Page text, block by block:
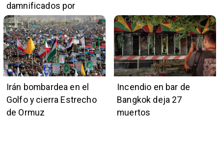
damnificados por
terremotos
Irán bombardea en el
Golfo y cierra Estrecho
de Ormuz
Incendio en bar de
Bangkok deja 27
muertos